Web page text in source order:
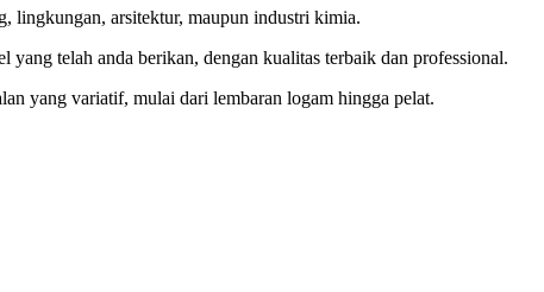
lingkungan, arsitektur, maupun industri kimia.
telah anda berikan, dengan kualitas terbaik dan professional.
yang variatif, mulai dari lembaran logam hingga pelat.